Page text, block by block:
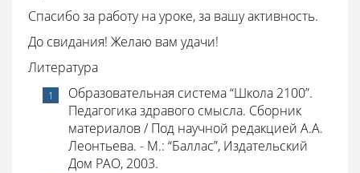
Спасибо за работу на уроке, за вашу активность.
До свидания! Желаю вам удачи!
Литература
Образовательная система “Школа 2100”.
Педагогика здравого смысла. Сборник
материалов / Под научной редакцией А.А.
Леонтьева. - М.: “Баллас”, Издательский
Дом РАО, 2003.